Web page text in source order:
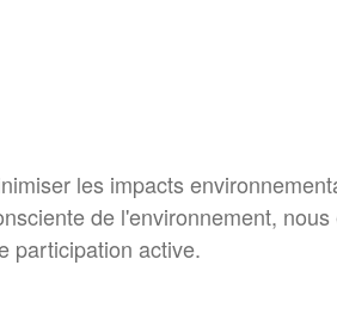
les impacts
de l'environnement,
participation active.